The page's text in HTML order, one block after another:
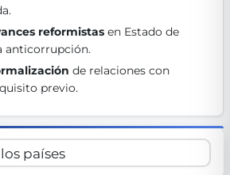
Join us to advance digital democracy
Help us strengthen accountability
reformistas en Estado de
anticorrupción.
de relaciones con
previo.